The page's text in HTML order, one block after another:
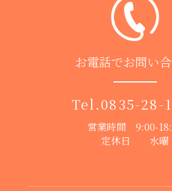
お電話でお問い
Tel.0835-28-
営業時間 9:00-
定休日 水曜